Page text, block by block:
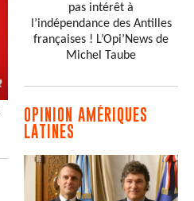
pas intérêt à
l’indépendance des Antilles
françaises ! L’Opi’News de
Michel Taube
OPINION AMÉRIQUES
LATINES